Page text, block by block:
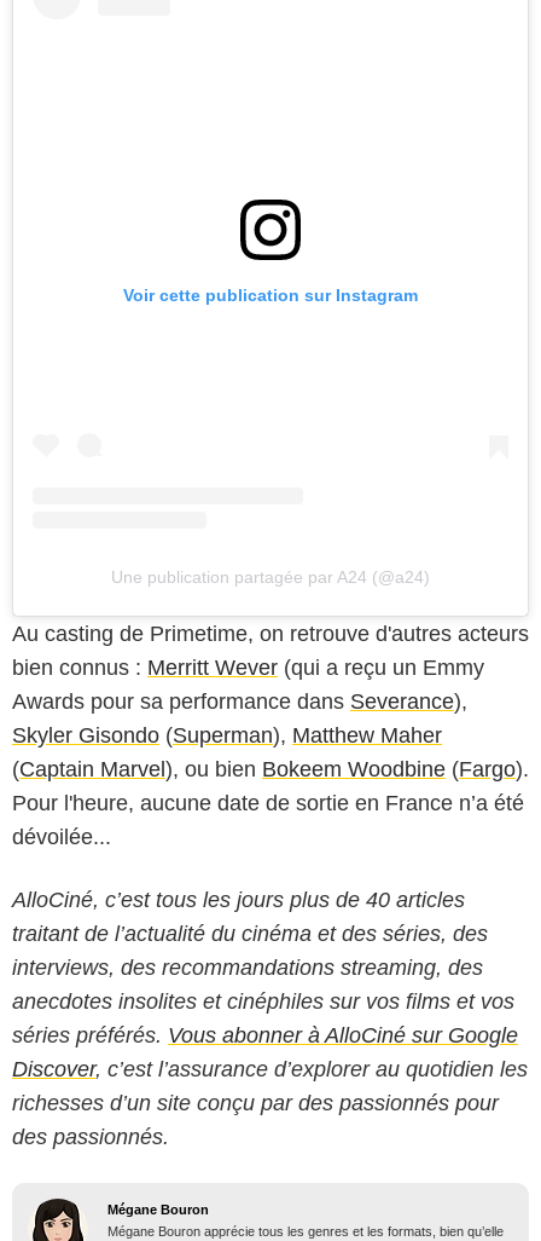
Voir cette publication sur Instagram
Une publication partagée par A24 (@a24)
Au casting de Primetime, on retrouve d'autres acteurs
bien connus : Merritt Wever (qui a reçu un Emmy
Awards pour sa performance dans Severance),
Skyler Gisondo (Superman), Matthew Maher
(Captain Marvel ), ou bien Bokeem Woodbine (Fargo).
Pour l'heure, aucune date de sortie en France n’a été
dévoilée...
AlloCiné, c’est tous les jours plus de 40 articles
traitant de l’actualité du cinéma et des séries, des
interviews, des recommandations streaming, des
anecdotes insolites et cinéphiles sur vos films et vos
séries préférés. Vous abonner à AlloCiné sur Google
Discover, c’est l’assurance d’explorer au quotidien les
richesses d’un site conçu par des passionnés pour
des passionnés.
Mégane Bouron
Mégane Bouron apprécie tous les genres et les formats, bien qu’elle